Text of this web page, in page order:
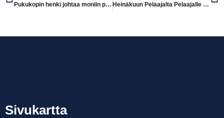
Pukukopin henki johtaa moniin positiivisiin asioihin elämässä Heinäkuun Pelaajalta Pelaajalle haastattelussa Anna Koivunen vs. Minna Kauppinen (os.Meriluoto)
Sivukartta